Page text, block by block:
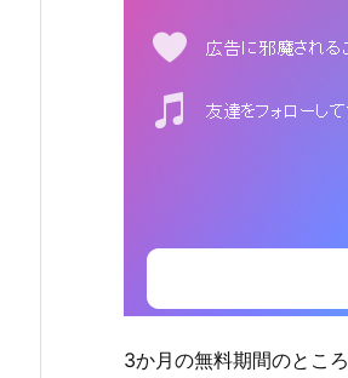
3か月の無料期間のところ